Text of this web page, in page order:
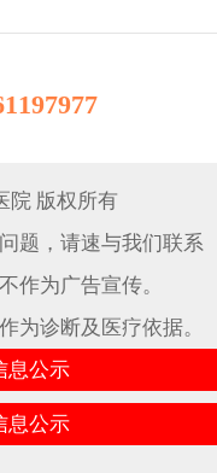
院 版权所有
题，请速与我们联系
作为广告宣传。
为诊断及医疗依据。
息公示
息公示